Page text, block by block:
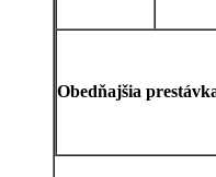
Obedňajšia